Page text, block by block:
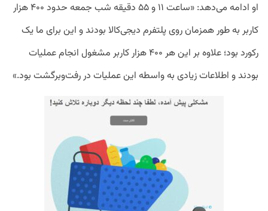
او ادامه می‌دهد: «ساعت ۱۱ و ۵۵ دقیقه شب جمعه حدود ۴۰۰ هزار
کاربر به طور همزمان روی پلتفرم دیجی‌کالا بودند و این برای ما یک
رکورد بود؛ علاوه‌ بر این هر ۴۰۰ هزار کاربر مشغول انجام عملیات
بودند و اطلاعات زیادی به واسطه این عملیات در رفت‌وبرگشت بود.»